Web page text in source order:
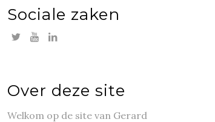
Sociale zaken
Over deze site
Welkom op de site van Gerard